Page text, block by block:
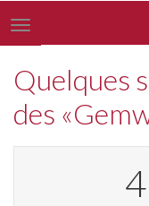
Toggle
navigation
Quelques
des